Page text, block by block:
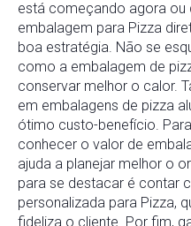
está começando agora ou
embalagem para Pizza
boa estratégia. Não se
como a embalagem de
conservar melhor o calor.
em embalagens de pizza
ótimo custo-benefício.
conhecer o valor de
ajuda a planejar melhor o
para se destacar é contar
personalizada para Pizza,
fideliza o cliente. Por fim,